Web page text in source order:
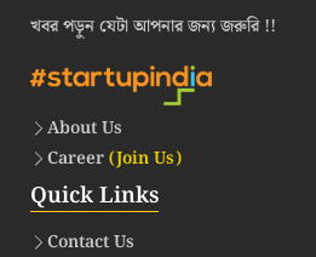
খবর পড়ুন যেটা আপনার জন্য জরুরি !!
About Us
Career(Join Us)
Quick Links
Contact Us